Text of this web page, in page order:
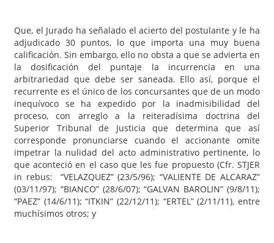
Que, el Jurado ha señalado el acierto del postulante y le ha
adjudicado 30 puntos, lo que importa una muy buena
calificación. Sin embargo, ello no obsta a que se advierta en
la dosificación del puntaje la incurrencia en una
arbitrariedad que debe ser saneada. Ello así, porque el
recurrente es el único de los concursantes que de un modo
inequívoco se ha expedido por la inadmisibilidad del
proceso, con arreglo a la reiteradísima doctrina del
Superior Tribunal de Justicia que determina que así
corresponde pronunciarse cuando el accionante omite
impetrar la nulidad del acto administrativo pertinente, lo
que aconteció en el caso que les fue propuesto (Cfr. STJER
in rebus: “VELAZQUEZ” (23/5/96); “VALIENTE DE ALCARAZ”
(03/11/97); “BIANCO” (28/6/07); “GALVAN BAROLIN” (9/8/11);
“PAEZ” (14/6/11); “ITKIN” (22/12/11); “ERTEL” (2/11/11), entre
muchísimos otros; y